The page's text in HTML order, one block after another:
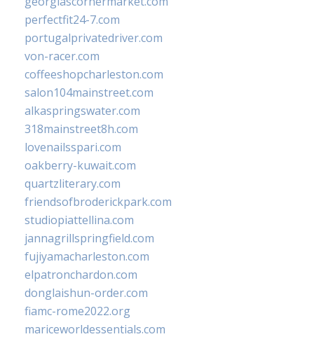
perfectfit24-7.com
portugalprivatedriver.com
von-racer.com
coffeeshopcharleston.com
salon104mainstreet.com
alkaspringswater.com
318mainstreet8h.com
lovenailsspari.com
oakberry-kuwait.com
quartzliterary.com
friendsofbroderickpark.com
studiopiattellina.com
jannagrillspringfield.com
fujiyamacharleston.com
elpatronchardon.com
donglaishun-order.com
fiamc-rome2022.org
mariceworldessentials.com